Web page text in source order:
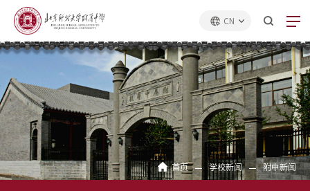
CN
首页 学校新闻 附中新闻